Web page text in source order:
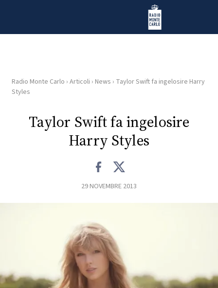
Radio Monte Carlo
HOME
RADIO
CONCORSI
Radio Monte Carlo › Articoli › News › Taylor Swift fa ingelosire Harry
Styles
Taylor Swift fa ingelosire
Harry Styles
29 NOVEMBRE 2013